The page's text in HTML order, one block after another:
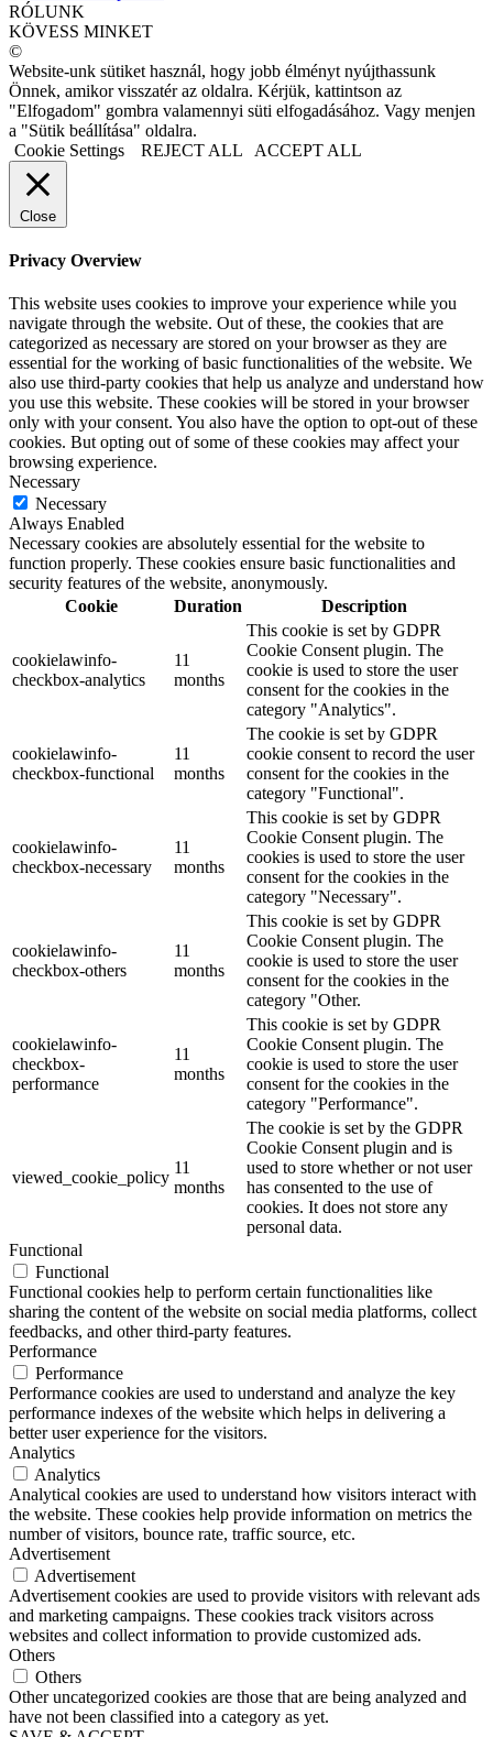
RÓLUNK
KÖVESS MINKET
©
Website-unk sütiket használ, hogy jobb élményt nyújthassunk
Önnek, amikor visszatér az oldalra. Kérjük, kattintson az
"Elfogadom" gombra valamennyi süti elfogadásához. Vagy menjen
a "Sütik beállítása" oldalra.
Cookie Settings
REJECT ALL ACCEPT ALL
Close
Privacy Overview
This website uses cookies to improve your experience while you
navigate through the website. Out of these, the cookies that are
categorized as necessary are stored on your browser as they are
essential for the working of basic functionalities of the website. We
also use third-party cookies that help us analyze and understand how
you use this website. These cookies will be stored in your browser
only with your consent. You also have the option to opt-out of these
cookies. But opting out of some of these cookies may affect your
browsing experience.
Necessary
Necessary
Always Enabled
Necessary cookies are absolutely essential for the website to
function properly. These cookies ensure basic functionalities and
security features of the website, anonymously.
Cookie
Duration Description
cookielawinfo-
checkbox-analytics
11
months
This cookie is set by GDPR
Cookie Consent plugin. The
cookie is used to store the user
consent for the cookies in the
category "Analytics".
cookielawinfo-
checkbox-functional
11
months
The cookie is set by GDPR
cookie consent to record the user
consent for the cookies in the
category "Functional".
cookielawinfo-
checkbox-necessary
11
months
This cookie is set by GDPR
Cookie Consent plugin. The
cookies is used to store the user
consent for the cookies in the
category "Necessary".
cookielawinfo-
checkbox-others
11
months
This cookie is set by GDPR
Cookie Consent plugin. The
cookie is used to store the user
consent for the cookies in the
category "Other.
cookielawinfo-
checkbox-
performance
11
months
This cookie is set by GDPR
Cookie Consent plugin. The
cookie is used to store the user
consent for the cookies in the
category "Performance".
viewed_cookie_policy
11
months
The cookie is set by the GDPR
Cookie Consent plugin and is
used to store whether or not user
has consented to the use of
cookies. It does not store any
personal data.
Functional
Functional
Functional cookies help to perform certain functionalities like
sharing the content of the website on social media platforms, collect
feedbacks, and other third-party features.
Performance
Performance
Performance cookies are used to understand and analyze the key
performance indexes of the website which helps in delivering a
better user experience for the visitors.
Analytics
Analytics
Analytical cookies are used to understand how visitors interact with
the website. These cookies help provide information on metrics the
number of visitors, bounce rate, traffic source, etc.
Advertisement
Advertisement
Advertisement cookies are used to provide visitors with relevant ads
and marketing campaigns. These cookies track visitors across
websites and collect information to provide customized ads.
Others
Others
Other uncategorized cookies are those that are being analyzed and
have not been classified into a category as yet.